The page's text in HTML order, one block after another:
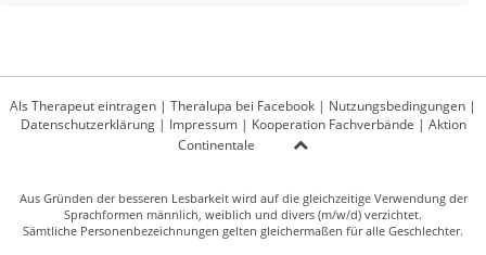
Als Therapeut eintragen | Theralupa bei Facebook | Nutzungsbedingungen |
Datenschutzerklärung| Impressum| Kooperation Fachverbände | Aktion
Continentale
Aus Gründen der besseren Lesbarkeit wird auf die gleichzeitige Verwendung der
Sprachformen männlich, weiblich und divers (m/w/d) verzichtet.
Sämtliche Personenbezeichnungen gelten gleichermaßen für alle Geschlechter.